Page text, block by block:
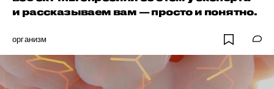
и рассказываем вам — просто и понятно.
организм